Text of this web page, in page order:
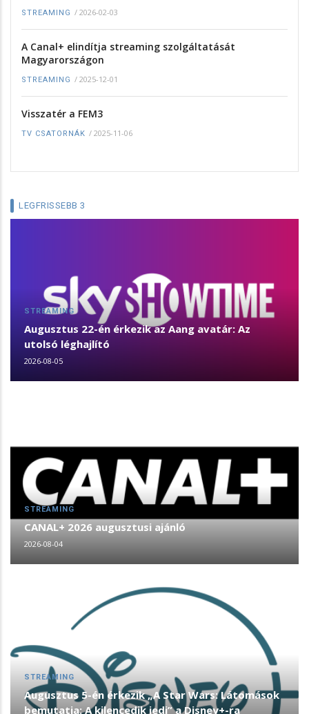
STREAMING / 2026-02-03
A Canal+ elindítja streaming szolgáltatását
Magyarországon
STREAMING / 2025-12-01
Visszatér a FEM3
TV CSATORNÁK / 2025-11-06
LEGFRISSEBB 3
STREAMING
Augusztus 22-én érkezik az Aang avatár: Az
utolsó léghajlító
2026-08-05
STREAMING
CANAL+ 2026 augusztusi ajánló
2026-08-04
STREAMING
Augusztus 5-én érkezik „A Star Wars: Látomások
bemutatja: A kilencedik jedi” a Disney+-ra